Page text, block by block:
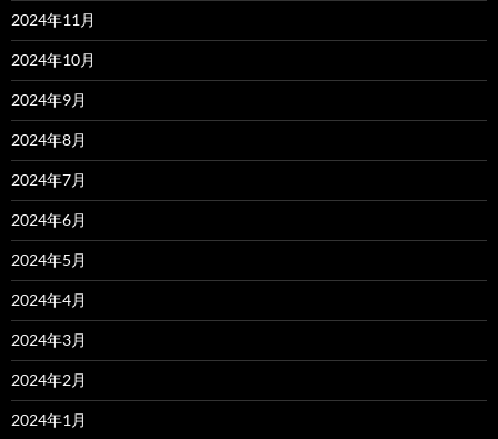
2024年11月
2024年10月
2024年9月
2024年8月
2024年7月
2024年6月
2024年5月
2024年4月
2024年3月
2024年2月
2024年1月